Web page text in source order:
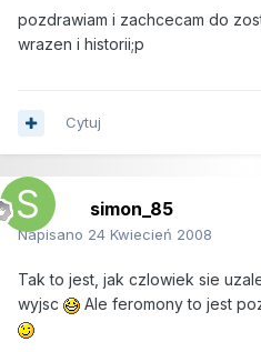
pozdrawiam i zachcecam do
wrazen i historii;p
Cytuj
simon_85
Napisano 24 Kwiecień 2008
Tak to jest, jak czlowiek sie
wyjsc
Ale feromony to jest